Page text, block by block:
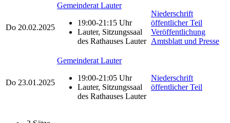
Do 20.02.2025
Gemeinderat Lauter
19:00-21:15 Uhr
Lauter, Sitzungssaal
des Rathauses Lauter
Niederschrift
öffentlicher Teil
Veröffentlichung
Amtsblatt und Presse
Do 23.01.2025
Gemeinderat Lauter
19:00-21:05 Uhr
Lauter, Sitzungssaal
des Rathauses Lauter
Niederschrift
öffentlicher Teil